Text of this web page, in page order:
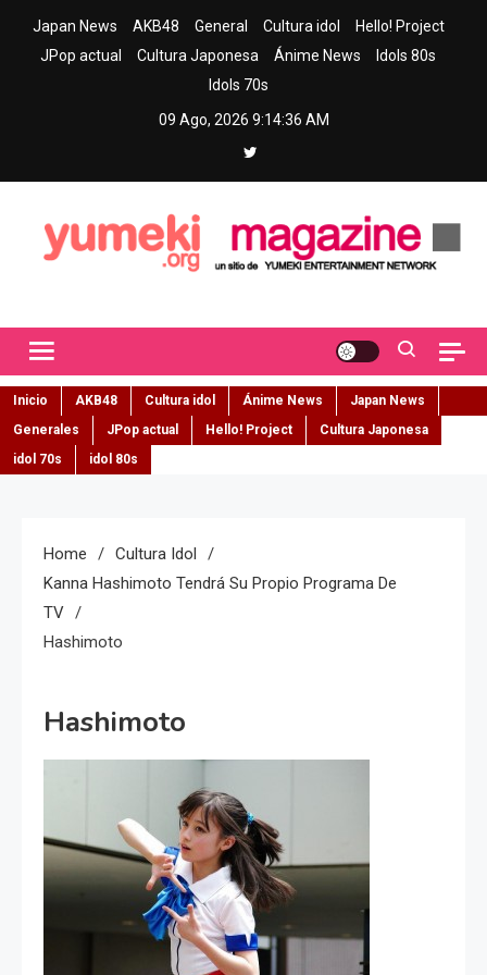
Japan News AKB48 General Cultura idol
Hello! Project
JPop actual
Cultura Japonesa Ánime News
Idols 80s
Idols 70s
09 Ago, 2026 9:14:37 AM
Inicio AKB48 Cultura idol Ánime News
Japan News
Generales
JPop actual Hello! Project
Cultura Japonesa
idol 70s
idol 80s
Home
Cultura Idol
Kanna Hashimoto Tendrá Su Propio Programa De
TV
Hashimoto
Hashimoto